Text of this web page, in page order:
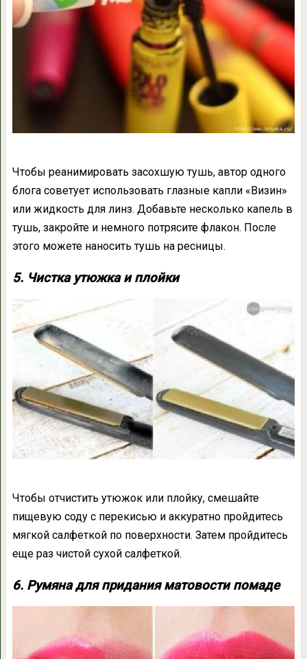
Чтобы реанимировать засохшую тушь, автор одного
блога советует использовать глазные капли «Визин»
или жидкость для линз. Добавьте несколько капель в
тушь, закройте и немного потрясите флакон. После
этого можете наносить тушь на ресницы.
5. Чистка утюжка и плойки
Чтобы отчистить утюжок или плойку, смешайте
пищевую соду с перекисью и аккуратно пройдитесь
мягкой салфеткой по поверхности. Затем пройдитесь
еще раз чистой сухой салфеткой.
6. Румяна для придания матовости помаде